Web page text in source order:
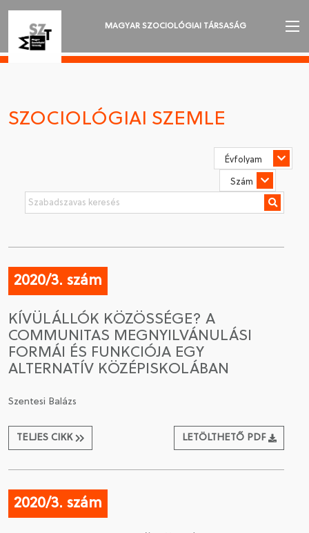
MAGYAR SZOCIOLÓGIAI TÁRSASÁG
SZOCIOLÓGIAI SZEMLE
CSATLAKOZÁS A TÁRSASÁGHOZ / MEGÚJÍTOM A
TAGSÁGOMAT
SZOCIOLÓGIAI SZEMLE
2020/3. szám
KÍVÜLÁLLÓK KÖZÖSSÉGE? A
COMMUNITAS MEGNYILVÁNULÁSI
FORMÁI ÉS FUNKCIÓJA EGY
ALTERNATÍV KÖZÉPISKOLÁBAN
Szentesi Balázs
TELJES CIKK LETÖLTHETŐ PDF
2020/3. szám